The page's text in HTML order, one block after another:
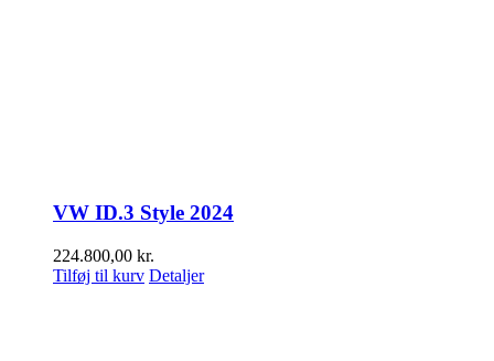
VW ID.3 Style 2024
224.800,00 kr.
Tilføj til kurv Detaljer